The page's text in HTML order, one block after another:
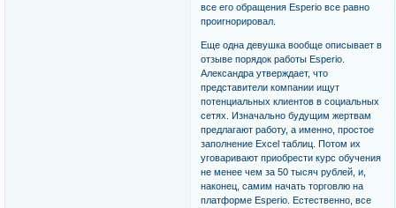
все его обращения Esperio все равно
проигнорировал.
Еще одна девушка вообще описывает в
отзыве порядок работы Esperio.
Александра утверждает, что
представители компании ищут
потенциальных клиентов в социальных
сетях. Изначально будущим жертвам
предлагают работу, а именно, простое
заполнение Excel таблиц. Потом их
уговаривают приобрести курс обучения
не менее чем за 50 тысяч рублей, и,
наконец, самим начать торговлю на
платформе Esperio. Естественно, все